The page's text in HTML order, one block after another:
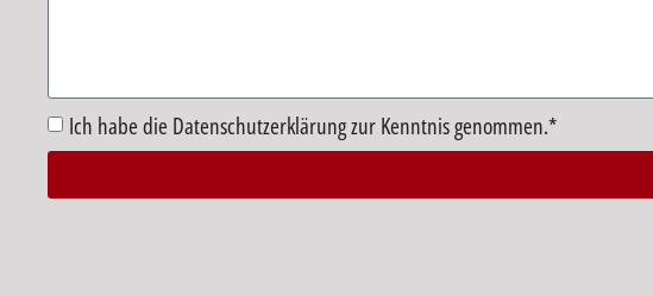
Ich habe die Datenschutzerklärung zur Kenntnis genommen.*